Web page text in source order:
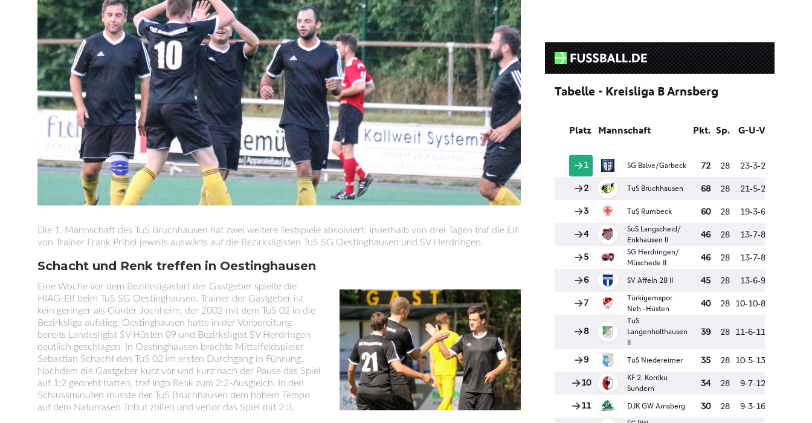
Die 1. Mannschaft des TuS Bruchhausen hat zwei weitere Testspiele absolviert. Innerhalb von drei Tagen traf die Elf
von Trainer Frank Pribel jeweils auswärts auf die Bezirksligisten TuS SG Oestinghausen und SV Herdringen.
Schacht und Renk treffen in Oestinghausen
Eine Woche vor dem Bezirksligastart der Gastgeber spielte die
HIAG-Elf beim TuS SG Oestinghausen. Trainer der Gastgeber ist
kein geringer als Günter Jochheim, der 2002 mit dem TuS 02 in die
Bezirksliga aufstieg. Oestinghausen hatte in der Vorbereitung
bereits Landesligist SV Hüsten 09 und Bezirksligist SV Herdringen
deutlich geschlagen. In Oestinghausen brachte Mittelfeldspieler
Sebastian Schacht den TuS 02 im ersten Durchgang in Führung.
Nachdem die Gastgeber kurz vor und kurz nach der Pause das Spiel
auf 1:2 gedreht hatten, traf Ingo Renk zum 2:2-Ausgleich. In den
Schlussminuten musste der TuS Bruchhausen dem hohem Tempo
auf dem Naturrasen Tribut zollen und verlor das Spiel mit 2:3.